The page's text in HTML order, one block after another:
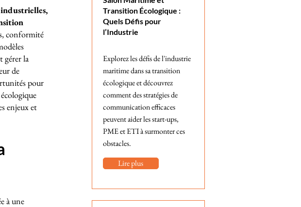
conformité
gérer la
de
pour
enjeux et
à une
Transition Écologique :
Quels Défis pour
l’Industrie
Explorez les défis de l'industrie
maritime dans sa transition
écologique et découvrez
comment des stratégies de
communication efficaces
peuvent aider les start-ups,
PME et ETI à surmonter ces
obstacles.
Lire plus